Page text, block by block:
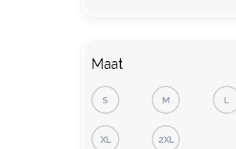
Maat
S M L
XL 2XL